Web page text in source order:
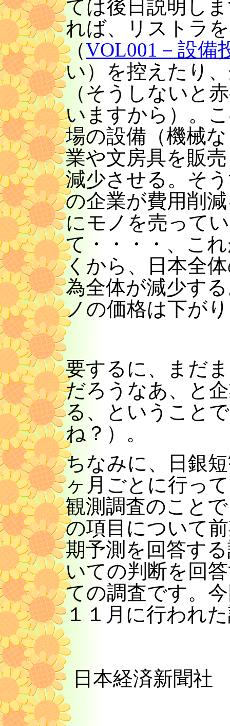
ては後日説明し
れば、リストラ
（VOL001－設備
い）を控えたり
（そうしないと
いますから）。
場の設備（機械
業や文房具を販
減少させる。そ
の企業が費用削
にモノを売って
て・・・・、こ
くから、日本全
為全体が減少す
ノの価格は下が
要するに、まだ
だろうなあ、と
る、ということ
ね？）。
ちなみに、日銀
ヶ月ごとに行っ
観測調査のこと
の項目について
期予測を回答す
いての判断を回
ての調査です。
１１月に行われ
日本経済新聞